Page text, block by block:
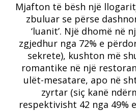
Mjafton të bësh një
zbuluar se përse
‘luanit’. Një dhomë në
zgjedhur nga 72% e
sekrete), kushton më
romantike në një
ulët-mesatare, apo në
zyrtar (siç kanë
respektivisht 42 nga 49%